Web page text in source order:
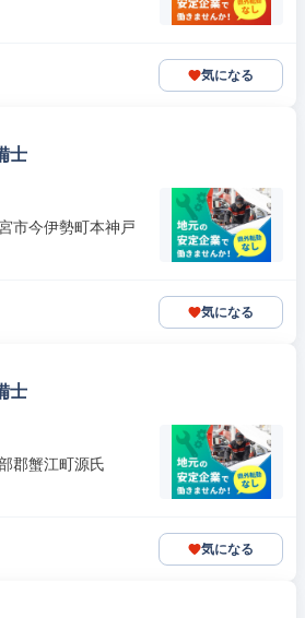
気になる
士
市今伊勢町本神戸
気になる
士
郡蟹江町源氏
気になる